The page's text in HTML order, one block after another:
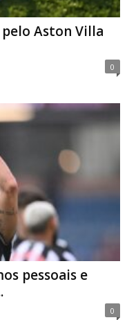
Aston Villa
0
pessoais e
0